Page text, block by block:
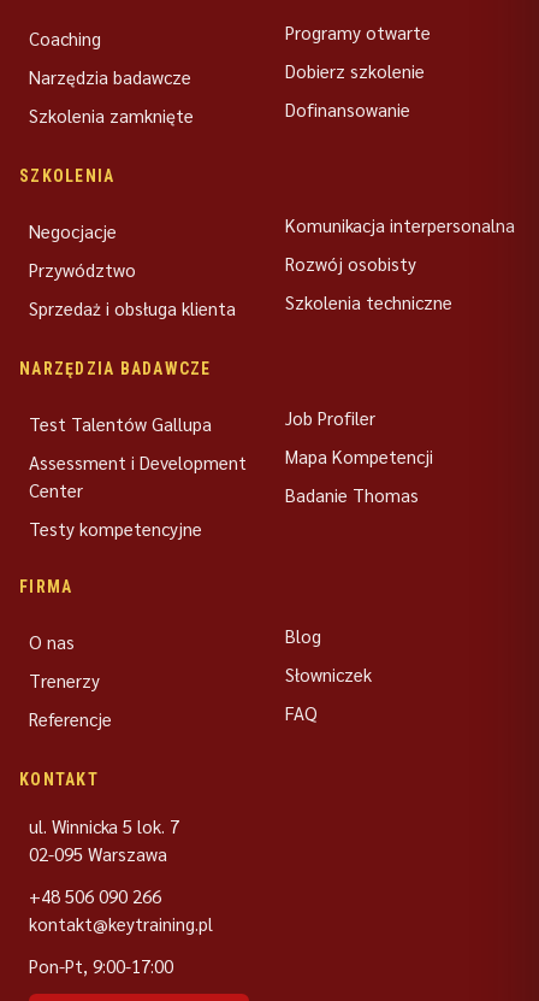
Coaching
Narzędzia badawcze
Szkolenia zamknięte
Programy otwarte
Dobierz szkolenie
Dofinansowanie
SZKOLENIA
Negocjacje
Przywództwo
Sprzedaż i obsługa klienta
Komunikacja interpersonalna
Rozwój osobisty
Szkolenia techniczne
NARZĘDZIA BADAWCZE
Test Talentów Gallupa
Assessment i Development
Center
Testy kompetencyjne
Job Profiler
Mapa Kompetencji
Badanie Thomas
FIRMA
O nas
Trenerzy
Referencje
Blog
Słowniczek
FAQ
KONTAKT
ul. Winnicka 5 lok. 7
02-095 Warszawa
+48 506 090 266
kontakt@keytraining.pl
Pon-Pt, 9:00-17:00